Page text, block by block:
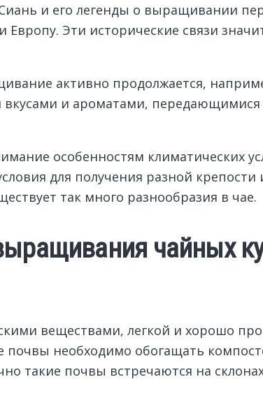
и его легенды о выращивании
Эти исторические связи
активно продолжается,
и ароматами,
особенностям климатических
для получения разной крепости
так много разнообразия в чае.
чайных
веществами, легкой и хорошо
почвы необходимо обогащать
такие почвы встречаются на